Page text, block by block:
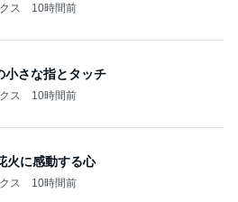
ス 10時間前
小さな指とタッチ
ス 10時間前
火に感動する心
ス 10時間前